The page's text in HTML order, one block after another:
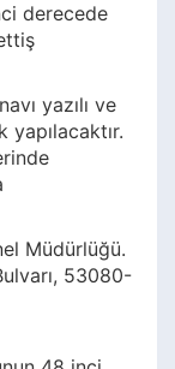
derecede
yazılı ve
Müdürlüğü.
53080-